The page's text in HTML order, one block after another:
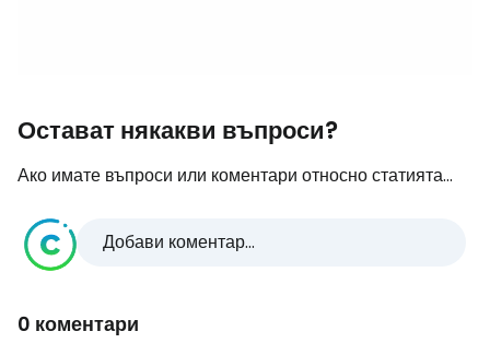
Остават някакви въпроси?
Ако имате въпроси или коментари относно статията...
Добави коментар...
0 коментари